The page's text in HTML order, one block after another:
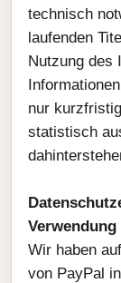
technisch
laufenden
Nutzung des
nur
statistisch
Verwendung
Wir haben
von PayPal